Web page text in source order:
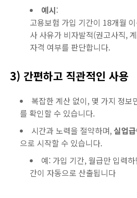
예시:
고용보험 가입 기간이 18개월
사 사유가 비자발적(권고사직,
자격 여부를 판단합니다.
3) 간편하고 직관적인 사용
복잡한 계산 없이, 몇 가지 정보
를 확인할 수 있습니다.
시간과 노력을 절약하며,실업
으로 시작할 수 있습니다.
예: 가입 기간, 월급만 입력
간이 자동으로 산출됩니다